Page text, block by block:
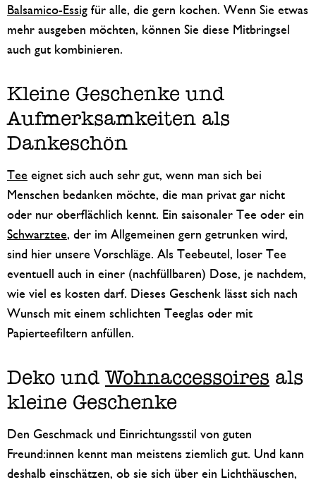
Balsamico-Essig für alle, die gern kochen. Wenn Sie etwas
mehr ausgeben möchten, können Sie diese Mitbringsel
auch gut kombinieren.
Kleine Geschenke und
Aufmerksamkeiten als
Dankeschön
Tee eignet sich auch sehr gut, wenn man sich bei
Menschen bedanken möchte, die man privat gar nicht
oder nur oberflächlich kennt. Ein saisonaler Tee oder ein
Schwarztee, der im Allgemeinen gern getrunken wird,
sind hier unsere Vorschläge. Als Teebeutel, loser Tee
eventuell auch in einer (nachfüllbaren) Dose, je nachdem,
wie viel es kosten darf. Dieses Geschenk lässt sich nach
Wunsch mit einem schlichten Teeglas oder mit
Papierteefiltern anfüllen.
Deko und Wohnaccessoires als
kleine Geschenke
Den Geschmack und Einrichtungsstil von guten
Freund:innen kennt man meistens ziemlich gut. Und kann
deshalb einschätzen, ob sie sich über ein Lichthäuschen,